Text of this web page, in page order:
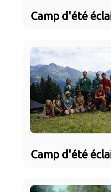
Camp d'été
Camp d'été